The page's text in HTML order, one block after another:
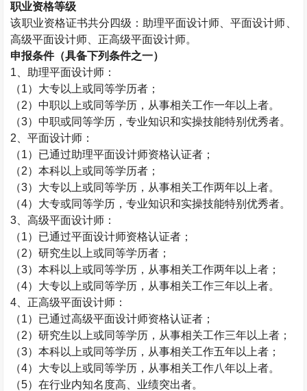
职业资格等级
该职业资格证书共分四级：助理平面设计师、平面设计师、
高级平面设计师、正高级平面设计师。
申报条件（具备下列条件之一）
1 、助理平面设计师：
（1）大专以上或同等学历者；
（2）中职以上或同等学历，从事相关工作一年以上者。
（3）中职或同等学历，专业知识和实操技能特别优秀者。
2 、平面设计师：
（1）已通过助理平面设计师资格认证者；
（2）本科以上或同等学历者；
（3）大专以上或同等学历，从事相关工作两年以上者。
（4）大专或同等学历，专业知识和实操技能特别优秀者。
3 、高级平面设计师：
（1）已通过平面设计师资格认证者；
（2）研究生以上或同等学历者；
（3）本科以上或同等学历，从事相关工作两年以上者；
（4）大专以上或同等学历，从事相关工作三年以上者。
4 、正高级平面设计师：
（1）已通过高级平面设计师资格认证者；
（2）研究生以上或同等学历，从事相关工作三年以上者；
（3）本科以上或同等学历，从事相关工作五年以上者；
（4）大专以上或同等学历，从事相关工作八年以上者。
（5）在行业内知名度高、业绩突出者。